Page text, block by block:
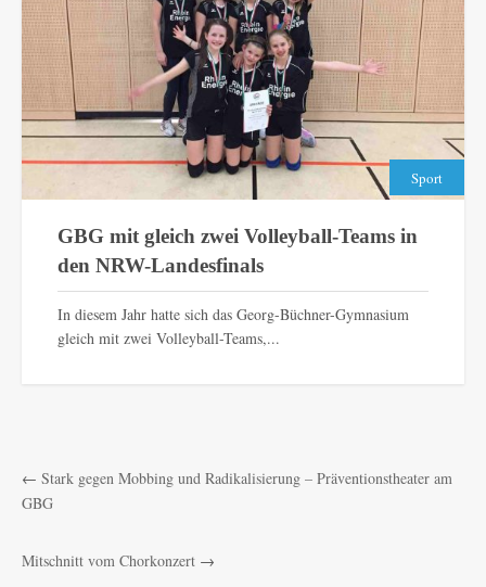
Sport
GBG mit gleich zwei Volleyball-Teams in
den NRW-Landesfinals
In diesem Jahr hatte sich das Georg-Büchner-Gymnasium
gleich mit zwei Volleyball-Teams,...
← Stark gegen Mobbing und Radikalisierung – Präventionstheater am
GBG
Mitschnitt vom Chorkonzert →